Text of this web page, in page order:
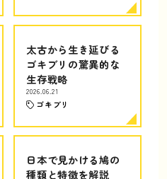
太古から生き延びる
ゴキブリの驚異的な
生存戦略
2026.06.21
ゴキブリ
日本で見かける鳩の
種類と特徴を解説